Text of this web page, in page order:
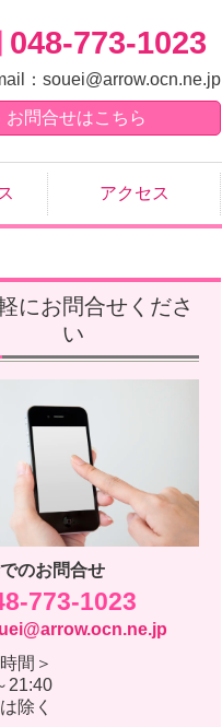
048-773-1023
： souei@arrow.ocn.ne.jp
お問合せはこちら
アクセス
にお問合せくださ
い
のお問合せ
773-1023
間＞
21:40
除く